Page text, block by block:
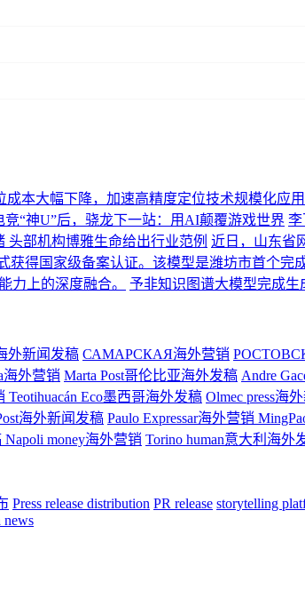
本大幅下降，加速高精度定位技术规模化应用
“神U”后，骁龙下一站：用AI颠覆游戏世界 李
头部机构博雅生命给出行业范例 近日，山东省
得国家级备案认证。该模型是潍坊市首个
力上的深度融合。
予非知识图谱大模型完成
新闻发稿 САМАРСКАЯ海外营销
海外营销 Marta Post哥伦比亚海外发稿 Andre
Teotihuacán Eco墨西哥海外发稿 Olmec press海
海外新闻发稿 Paulo Expressar海外营销
Napoli money海外营销 Torino human意大利海外
Press release distribution PR release storytelling
news